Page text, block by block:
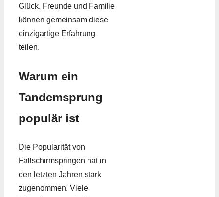
Glück. Freunde und Familie
können gemeinsam diese
einzigartige Erfahrung
teilen.
Warum ein
Tandemsprung
populär ist
Die Popularität von
Fallschirmspringen hat in
den letzten Jahren stark
zugenommen. Viele